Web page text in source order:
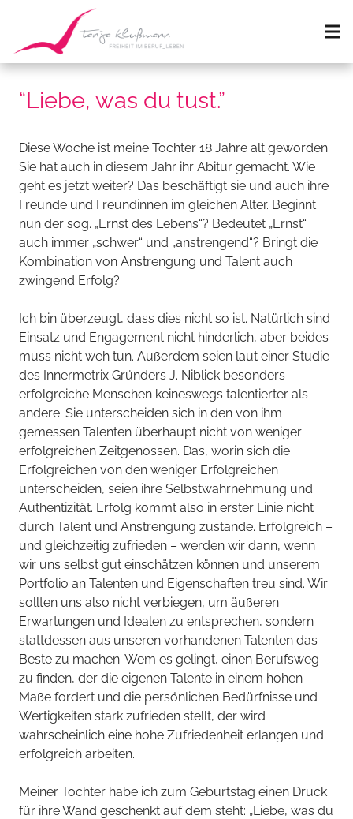
“Liebe, was du tust.”
Diese Woche ist meine Tochter 18 Jahre alt geworden.
Sie hat auch in diesem Jahr ihr Abitur gemacht. Wie
geht es jetzt weiter? Das beschäftigt sie und auch ihre
Freunde und Freundinnen im gleichen Alter. Beginnt
nun der sog. „Ernst des Lebens“? Bedeutet „Ernst“
auch immer „schwer“ und „anstrengend“? Bringt die
Kombination von Anstrengung und Talent auch
zwingend Erfolg?
Ich bin überzeugt, dass dies nicht so ist. Natürlich sind
Einsatz und Engagement nicht hinderlich, aber beides
muss nicht weh tun. Außerdem seien laut einer Studie
des Innermetrix Gründers J. Niblick besonders
erfolgreiche Menschen keineswegs talentierter als
andere. Sie unterscheiden sich in den von ihm
gemessen Talenten überhaupt nicht von weniger
erfolgreichen Zeitgenossen. Das, worin sich die
Erfolgreichen von den weniger Erfolgreichen
unterscheiden, seien ihre Selbstwahrnehmung und
Authentizität. Erfolg kommt also in erster Linie nicht
durch Talent und Anstrengung zustande. Erfolgreich –
und gleichzeitig zufrieden – werden wir dann, wenn
wir uns selbst gut einschätzen können und unserem
Portfolio an Talenten und Eigenschaften treu sind. Wir
sollten uns also nicht verbiegen, um äußeren
Erwartungen und Idealen zu entsprechen, sondern
stattdessen aus unseren vorhandenen Talenten das
Beste zu machen. Wem es gelingt, einen Berufsweg
zu finden, der die eigenen Talente in einem hohen
Maße fordert und die persönlichen Bedürfnisse und
Wertigkeiten stark zufrieden stellt, der wird
wahrscheinlich eine hohe Zufriedenheit erlangen und
erfolgreich arbeiten.
Meiner Tochter habe ich zum Geburtstag einen Druck
für ihre Wand geschenkt auf dem steht: „Liebe, was du